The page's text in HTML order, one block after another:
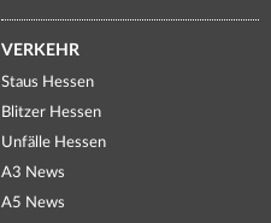
VERKEHR
Staus Hessen
Blitzer Hessen
Unfälle Hessen
A3 News
A5 News